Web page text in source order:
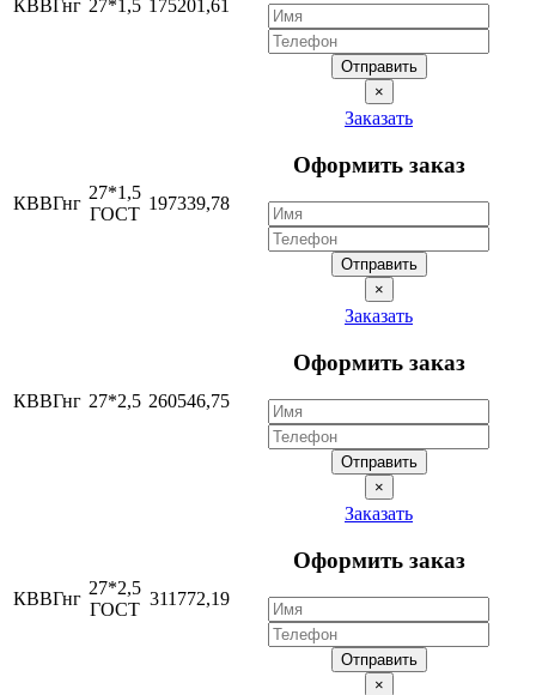
КВВГнг 27*1,5 175201,61
Отправить
×
КВВГнг
27*1,5
ГОСТ
197339,78
Заказать
Оформить заказ
Отправить
×
КВВГнг 27*2,5 260546,75
Заказать
Оформить заказ
Отправить
×
КВВГнг
27*2,5
ГОСТ
311772,19
Заказать
Оформить заказ
Отправить
×